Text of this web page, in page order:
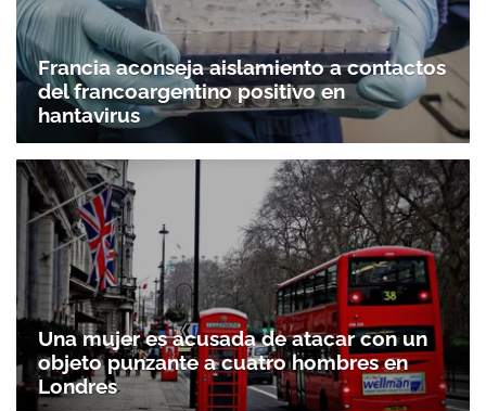
Francia aconseja aislamiento a contactos
del francoargentino positivo en
hantavirus
Una mujer es acusada de atacar con un
objeto punzante a cuatro hombres en
Londres